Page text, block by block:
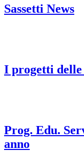
Sassetti News
I progetti delle
Prog. Edu.
anno